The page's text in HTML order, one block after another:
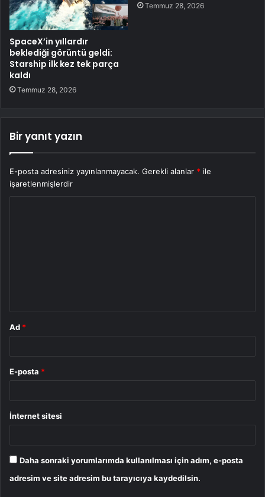
SpaceX’in yıllardır
beklediği görüntü geldi:
Starship ilk kez tek parça
kaldı
Temmuz 28, 2026
Temmuz 28, 2026
Bir yanıt yazın
E-posta adresiniz yayınlanmayacak. Gerekli alanlar * ile
işaretlenmişlerdir
Ad *
E-posta *
İnternet sitesi
Daha sonraki yorumlarımda kullanılması için adım, e-posta
adresim ve site adresim bu tarayıcıya kaydedilsin.